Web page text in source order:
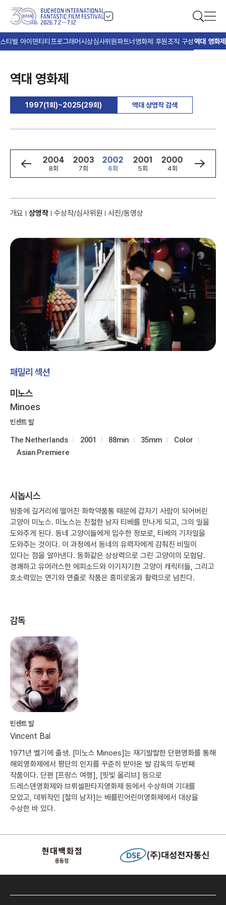
티벌 아이덴티티 프로그래머시상심사위원파트너 영화제 후원조직 구성역대 영화제
역대 영화제
1997(1회)~2025(29회) 역대 상영작 검색
2005
9회
2004
8회
2003
7회
2002
6회
2001
5회
2000
4회
1999
3회
개요 상영작 수상작/심사위원 사진/동영상
패밀리 섹션
미노스
Minoes
빈센트 발
The Netherlands 2001 88min 35mm
Color
Asian Premiere
시놉시스
밤중에 길거리에 떨어진 화학약품통 때문에 갑자기 사람이 되어버린
고양이 미노스. 미노스는 친절한 남자 티베를 만나게 되고, 그의 일을
도와주게 된다. 동네 고양이들에게 입수한 정보로, 티베의 기자일을
도와주는 것이다. 이 과정에서 동네의 유력자에게 감춰진 비밀이
있다는 점을 알아낸다. 동화같은 상상력으로 그린 고양이의 모험담.
경쾌하고 유머러스한 에피소드와 아기자기한 고양이 캐릭터들, 그리고
호소력있는 연기와 연출로 작품은 흥미로움과 활력으로 넘친다.
감독
빈센트 발
Vincent Bal
1971년 벨기에 출생. [미노스 Minoes]는 재기발랄한 단편영화를 통해
해외영화제에서 평단의 인지를 꾸준히 받아온 발 감독의 두번째
작품이다. 단편 [프랑스 여행], [핏빛 올리브] 등으로
드레스덴영화제와 브뤼셀판타지영화제 등에서 수상하며 기대를
모았고, 데뷔작인 [철의 남자]는 베를린어린이영화제에서 대상을
수상한 바 있다.